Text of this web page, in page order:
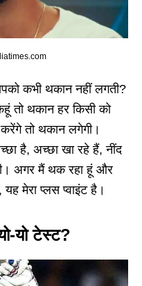
कभी थकान नहीं लगती?
तो थकान हर किसी को
तो थकान लगेगी।
है, अच्छा खा रहे हैं, नींद
अगर मैं थक रहा हूं और
यह मेरा प्लस प्वाइंट है।
यो टेस्ट?